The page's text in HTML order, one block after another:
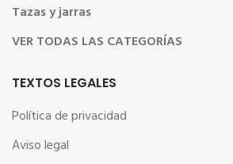
Tazas y jarras
VER TODAS LAS CATEGORÍAS
TEXTOS LEGALES
Política de privacidad
Aviso legal